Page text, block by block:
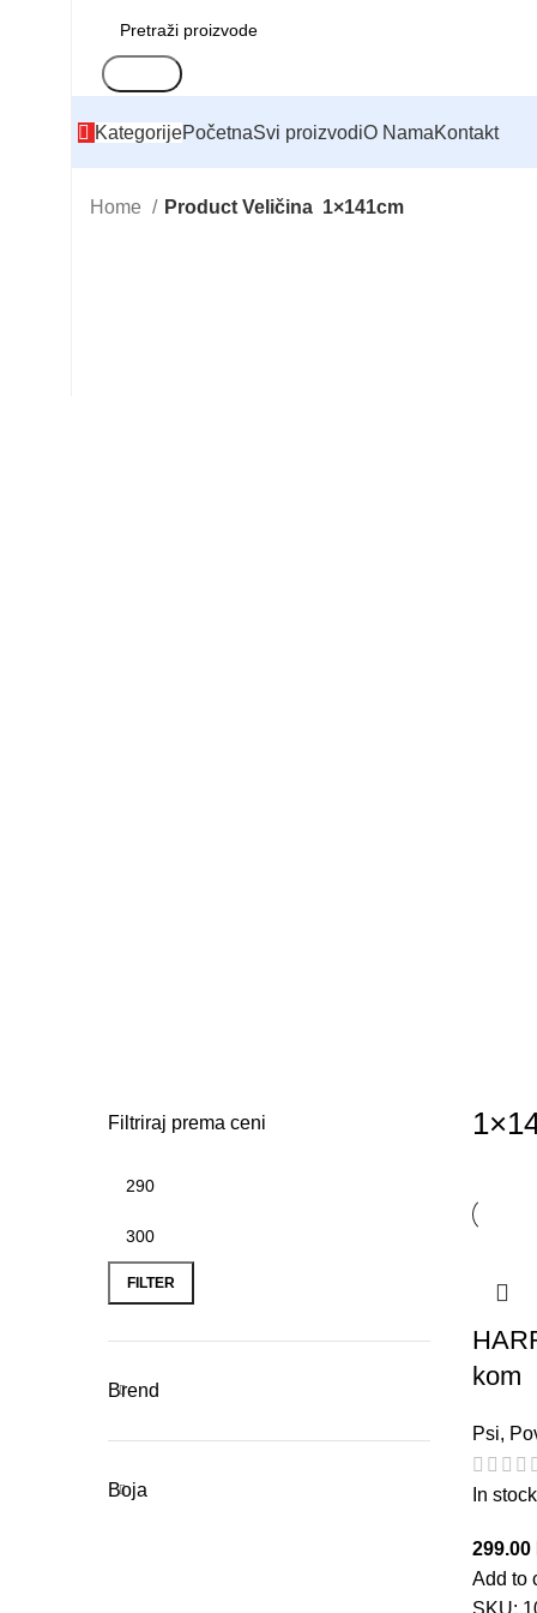
KategorijePočetnaSvi proizvodiO NamaKontakt
Home Product Veličina 1×141cm
Filtriraj prema ceni
Min
price
Max
price
FILTER
Brend
Boja
kom
Psi,
In stock
299.00
Add to